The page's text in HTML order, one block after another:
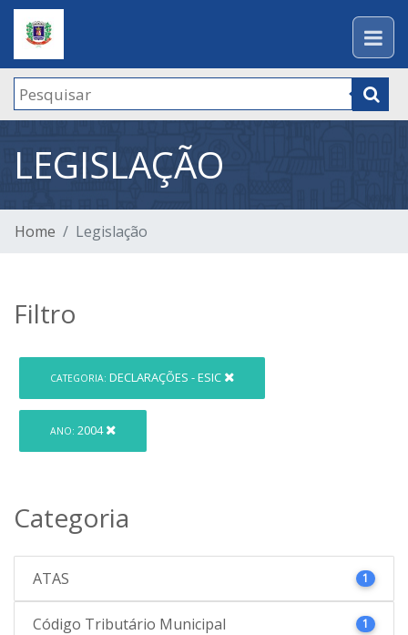
LEGISLAÇÃO
Home Legislação
Filtro
CATEGORIA: DECLARAÇÕES - ESIC
ANO: 2004
Categoria
ATAS 1
Código Tributário Municipal 1